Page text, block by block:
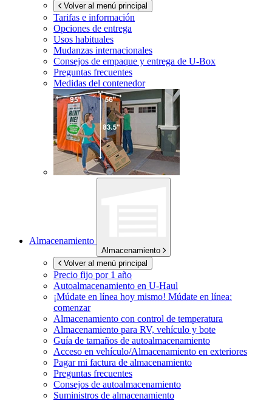
Volver al menú principal
Tarifas e información
Opciones de entrega
Usos habituales
Mudanzas internacionales
Consejos de empaque y entrega de U-Box
Preguntas frecuentes
Medidas del contenedor
Almacenamiento
Almacenamiento
Volver al menú principal
Precio fijo por 1 año
Autoalmacenamiento en U-Haul
¡Múdate en línea hoy mismo! Múdate en línea:
comenzar
Almacenamiento con control de temperatura
Almacenamiento para RV, vehículo y bote
Guía de tamaños de autoalmacenamiento
Acceso en vehículo/Almacenamiento en exteriores
Pagar mi factura de almacenamiento
Preguntas frecuentes
Consejos de autoalmacenamiento
Suministros de almacenamiento